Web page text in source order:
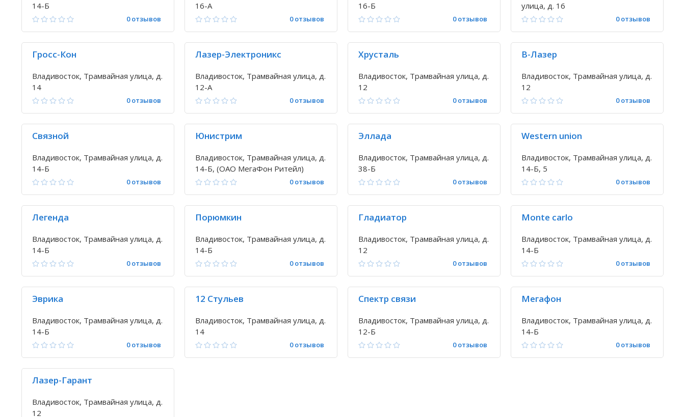
14-Б
0 отзывов
16-А
0 отзывов
16-Б
0 отзывов
улица, д. 16
0 отзывов
Гросс-Кон
Владивосток, Трамвайная улица, д.
14
0 отзывов
Лазер-Электроникс
Владивосток, Трамвайная улица, д.
12-А
0 отзывов
Хрусталь
Владивосток, Трамвайная улица, д.
12
0 отзывов
В-Лазер
Владивосток, Трамвайная улица, д.
12
0 отзывов
Связной
Владивосток, Трамвайная улица, д.
14-Б
0 отзывов
Юнистрим
Владивосток, Трамвайная улица, д.
14-Б, (ОАО МегаФон Ритейл)
0 отзывов
Эллада
Владивосток, Трамвайная улица, д.
38-Б
0 отзывов
Western union
Владивосток, Трамвайная улица, д.
14-Б, 5
0 отзывов
Легенда
Владивосток, Трамвайная улица, д.
14-Б
0 отзывов
Порюмкин
Владивосток, Трамвайная улица, д.
14-Б
0 отзывов
Гладиатор
Владивосток, Трамвайная улица, д.
12
0 отзывов
Monte carlo
Владивосток, Трамвайная улица, д.
14-Б
0 отзывов
Эврика
Владивосток, Трамвайная улица, д.
14-Б
0 отзывов
12 Стульев
Владивосток, Трамвайная улица, д.
14
0 отзывов
Спектр связи
Владивосток, Трамвайная улица, д.
12-Б
0 отзывов
Мегафон
Владивосток, Трамвайная улица, д.
14-Б
0 отзывов
Лазер-Гарант
Владивосток, Трамвайная улица, д.
12